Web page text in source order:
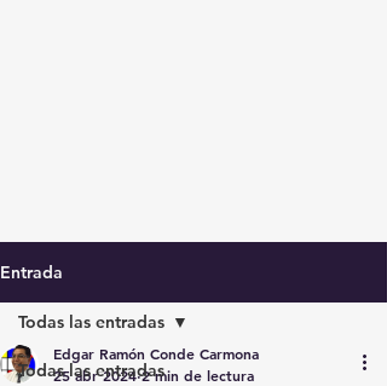
Entrada
Todas las entradas
Todas las entradas
Edgar Ramón Conde Carmona
25 abr 2024 2 min de lectura